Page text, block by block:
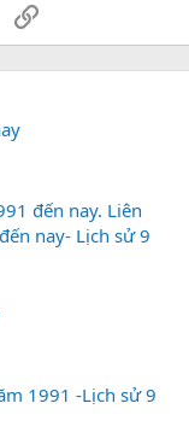
Link
đến nay. Liên
nay- Lịch sử 9
1991 -Lịch sử 9